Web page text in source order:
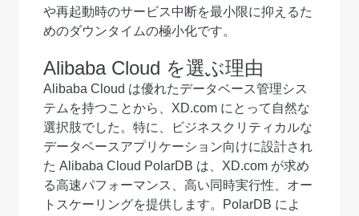
や再起動時のサービス中断を最小限に抑えるた
めのダウンタイムの極小化です。
Alibaba Cloud を選ぶ理由
Alibaba Cloud は優れたデータベース管理シス
テムを持つことから、XD.com にとって自然な
選択肢でした。特に、ビジネスクリティカルな
データベースアプリケーション向けに設計され
た Alibaba Cloud PolarDB は、XD.com が求め
る高速パフォーマンス、高い同時実行性、オー
トスケーリングを提供します。PolarDB によ